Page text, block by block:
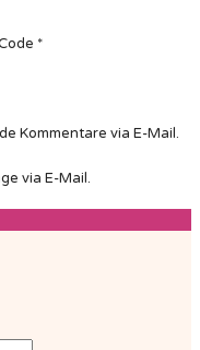
*
Kommentare via E-Mail.
via E-Mail.